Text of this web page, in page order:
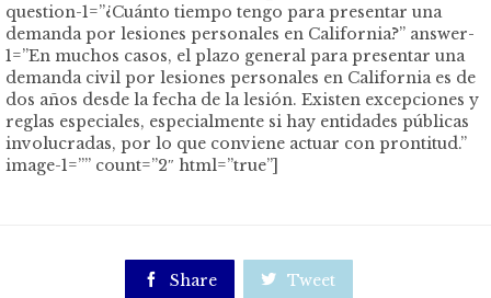
question-1=”¿Cuánto tiempo tengo para presentar una
demanda por lesiones personales en California?” answer-
1=”En muchos casos, el plazo general para presentar una
demanda civil por lesiones personales en California es de
dos años desde la fecha de la lesión. Existen excepciones y
reglas especiales, especialmente si hay entidades públicas
involucradas, por lo que conviene actuar con prontitud.”
image-1=”” count=”2″ html=”true”]
 Share  Tweet